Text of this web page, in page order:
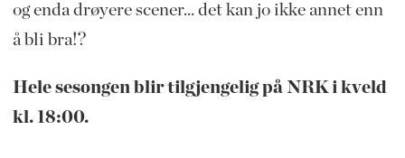
og enda drøyere scener... det kan jo ikke annet enn
å bli bra!?
Hele sesongen blir tilgjengelig på NRK i kveld
kl. 18:00.